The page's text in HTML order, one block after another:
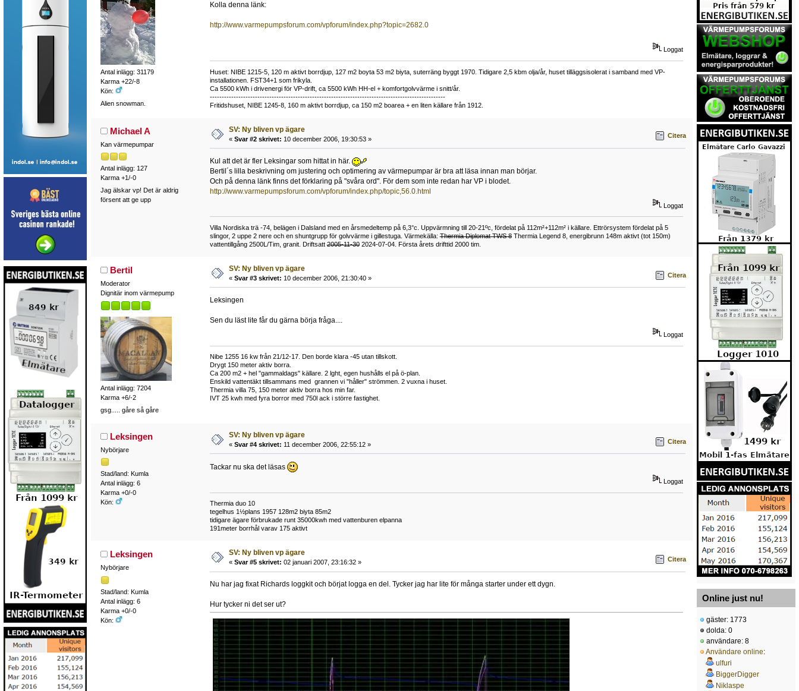
Antal inlägg: 31179
Karma +22/-8
Kön:
Alien snowman.
Kolla denna länk:
http://www.varmepumpsforum.com/vpforum/index.php?topic=2682.0
Loggat
Huset: NIBE 1215-5, 120 m aktivt borrdjup, 127 m2 boyta 53 m2 biyta, suterräng byggt 1970. Tidigare 2,5 kbm olja/år, huset tilläggsisolerat i samband med VP-
installationen. FST34+1 som frikyla.
Ca 5500 kWh i drivenergi för VP-drift, ca 5500 kWh HH-el + komfortgolvvärme i snitt/år.
---------------------------------------------------------------------------------------------------
Fritidshuset, NIBE 1245-8, 160 m aktivt borrdjup, ca 150 m2 boarea + en liten källare från 1912.
Michael A
Kan värmepumpar
Antal inlägg: 127
Karma +1/-0
Jag älskar vp! Det är aldrig
försent att ge upp
SV: Ny bliven vp ägare
« Svar #2 skrivet: 10 december 2006, 19:30:53 » Citera
Kul att det är fler Leksingar som hittat in här.
Bertil´s lilla beskrivning om justering och optimering av värmepumpar är bra att läsa innan man börjar.
Och på denna länk finns det förklaring på "svåra ord". För dem som inte redan har VP i blodet.
http://www.varmepumpsforum.com/vpforum/index.php/topic,56.0.html
Loggat
Villa Nordiska trä -74, belägen i Dalsland med en årsmedeltemp på 6,3°c. Uppvärmning till 20-21ºc, fördelat på 112m²+112m² i källare. Ettrörsystem fördelat på 5
slingor, 2 uppe 2 nere och en shuntgrupp för golvvärme i gillestuga. Värmekälla:Thermia Diplomat TWS 8Thermia Legend 8, energibrunn 148m aktivt (tot 150m)
vattentillgång 2500L/Tim, granit. Driftsatt2005-11-302024-07-04. Första årets drifttid 2000 tim.
Bertil
Moderator
Dignitär inom värmepump
Antal inlägg: 7204
Karma +6/-2
gsg..... gåre så gåre
SV: Ny bliven vp ägare
« Svar #3 skrivet: 10 december 2006, 21:30:40 » Citera
Leksingen
Sen du läst lite får du gärna börja fråga....
Loggat
Nibe 1255 16 kw från 21/12-17. Den borde klara -45 utan tillskott.
Drygt 150 meter aktiv borra.
Ca 200 m2 + hel "gammaldags" källare. 2 lght, egen hushålls el på ö-plan.
Enskild vattentäkt tillsammans med grannen vi "håller" strömmen. 2 vuxna i huset.
Thermia villa 75, 150 meter aktiv borra hos min far.
IVT 25 kwh med fyra borror med 750l ack i större fastighet.
Leksingen
Nybörjare
Stad/land: Kumla
Antal inlägg: 6
Karma +0/-0
Kön:
SV: Ny bliven vp ägare
« Svar #4 skrivet: 11 december 2006, 22:55:12 » Citera
Tackar nu ska det läsas
Loggat
Thermia duo 10
tegelhus 1½plans 1957 128m2 biyta 85m2
tidigare ägare förbrukade runt 35000kwh med vattenburen elpanna
191meter borrhål varav 175 aktivt
Leksingen
Nybörjare
Stad/land: Kumla
Antal inlägg: 6
Karma +0/-0
Kön:
SV: Ny bliven vp ägare
« Svar #5 skrivet: 02 januari 2007, 23:16:32 » Citera
Nu har jag fixat Richards loggkit och börjat logga en del. Tycker jag har lite för många starter under ett dygn.
Hur tycker ni det ser ut?
Online just nu!
gäster: 1773
dolda: 0
användare: 8
Användare online:
ulfuri
BiggerDigger
Niklaspe